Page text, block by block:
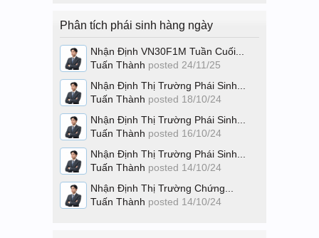
Phân tích phái sinh hàng ngày
Nhận Định VN30F1M Tuần Cuối...
Tuấn Thành posted 24/11/25
Nhận Định Thị Trường Phái Sinh...
Tuấn Thành posted 18/10/24
Nhận Định Thị Trường Phái Sinh...
Tuấn Thành posted 16/10/24
Nhận Định Thị Trường Phái Sinh...
Tuấn Thành posted 14/10/24
Nhận Định Thị Trường Chứng...
Tuấn Thành posted 14/10/24